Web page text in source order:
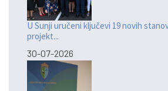
U Sunji uručeni ključevi 19 novih
projekt...
30-07-2026